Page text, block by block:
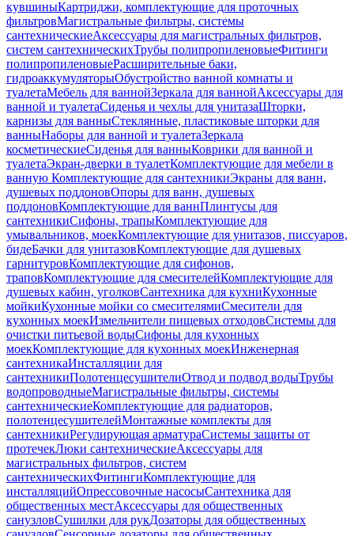
кувшиныКартриджи, комплектующие для проточных
фильтровМагистральные фильтры, системы
сантехническиеАксессуары для магистральных фильтров,
систем сантехническихТрубы полипропиленовыеФитинги
полипропиленовыеРасширительные баки,
гидроаккумуляторыОбустройство ванной комнаты и
туалетаМебель для ваннойЗеркала для ваннойАксессуары для
ванной и туалетаСиденья и чехлы для унитазаШторки,
карнизы для ванныСтеклянные, пластиковые шторки для
ванныНаборы для ванной и туалетаЗеркала
косметическиеСиденья для ванныКоврики для ванной и
туалетаЭкран-дверки в туалетКомплектующие для мебели в
ванную Комплектующие для сантехникиЭкраны для ванн,
душевых поддоновОпоры для ванн, душевых
поддоновКомплектующие для ваннПлинтусы для
сантехникиСифоны, трапыКомплектующие для
умывальников, моекКомплектующие для унитазов, писсуаров,
бидеБачки для унитазовКомплектующие для душевых
гарнитуровКомплектующие для сифонов,
траповКомплектующие для смесителейКомплектующие для
душевых кабин, уголковСантехника для кухниКухонные
мойкиКухонные мойки со смесителямиСмесители для
кухонных моекИзмельчители пищевых отходовСистемы для
очистки питьевой водыСифоны для кухонных
моекКомплектующие для кухонных моекИнженерная
сантехникаИнсталляции для
сантехникиПолотенцесушителиОтвод и подвод водыТрубы
водопроводныеМагистральные фильтры, системы
сантехническиеКомплектующие для радиаторов,
полотенцесушителейМонтажные комплекты для
сантехникиРегулирующая арматураСистемы защиты от
протечекЛюки сантехническиеАксессуары для
магистральных фильтров, систем
сантехническихФитингиКомплектующие для
инсталляцийОпрессовочные насосыСантехника для
общественных местАксессуары для общественных
санузловСушилки для рукДозаторы для общественных